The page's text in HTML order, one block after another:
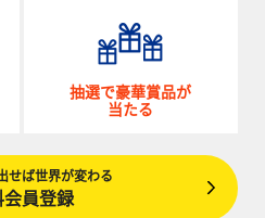
抽選で豪華賞品が
当たる
せば世界が変わる
会員登録